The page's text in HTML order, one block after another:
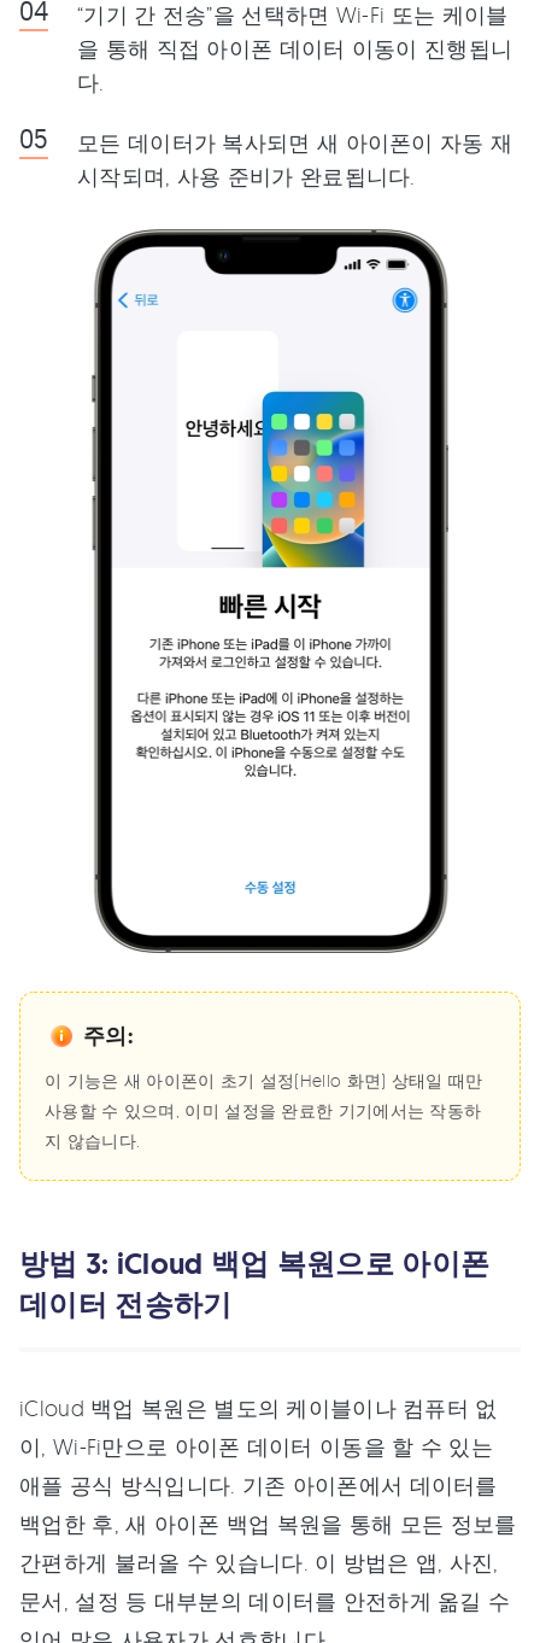
“기기 간 전송”을 선택하면 Wi-Fi 또는 케이블
을 통해 직접 아이폰 데이터 이동이 진행됩니
다.
모든 데이터가 복사되면 새 아이폰이 자동 재
시작되며, 사용 준비가 완료됩니다.
주의:
이 기능은 새 아이폰이 초기 설정(Hello 화면) 상태일 때만
사용할 수 있으며, 이미 설정을 완료한 기기에서는 작동하
지 않습니다.
방법 3: iCloud 백업 복원으로 아이폰
데이터 전송하기
iCloud 백업 복원은 별도의 케이블이나 컴퓨터 없
이, Wi-Fi만으로 아이폰 데이터 이동을 할 수 있는
애플 공식 방식입니다. 기존 아이폰에서 데이터를
백업한 후, 새 아이폰 백업 복원을 통해 모든 정보를
간편하게 불러올 수 있습니다. 이 방법은 앱, 사진,
문서, 설정 등 대부분의 데이터를 안전하게 옮길 수